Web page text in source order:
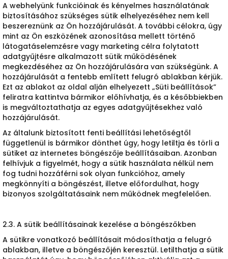
A webhelyünk funkcióinak és kényelmes használatának
biztosításához szükséges sütik elhelyezéséhez nem kell
beszereznünk az Ön hozzájárulását. A további célokra, úgy
mint az Ön eszközének azonosítása mellett történő
látogatáselemzésre vagy marketing célra folytatott
adatgyűjtésre alkalmazott sütik működésének
megkezdéséhez az Ön hozzájárulására van szükségünk. A
hozzájárulását a fentebb említett felugró ablakban kérjük.
Ezt az ablakot az oldal alján elhelyezett „Süti beállítások”
feliratra kattintva bármikor előhívhatja, és a későbbiekben
is megváltoztathatja az egyes adatgyűjtésekhez való
hozzájárulását.
Az általunk biztosított fenti beállítási lehetőségtől
függetlenül is bármikor dönthet úgy, hogy letiltja és törli a
sütiket az internetes böngészője beállításaiban. Azonban
felhívjuk a figyelmét, hogy a sütik használata nélkül nem
fog tudni hozzáférni sok olyan funkcióhoz, amely
megkönnyíti a böngészést, illetve előfordulhat, hogy
bizonyos szolgáltatásaink nem működnek megfelelően.
2.3. A sütik beállításainak kezelése a böngészőkben
A sütikre vonatkozó beállításait módosíthatja a felugró
ablakban, illetve a böngészőjén keresztül. Letilthatja a sütik